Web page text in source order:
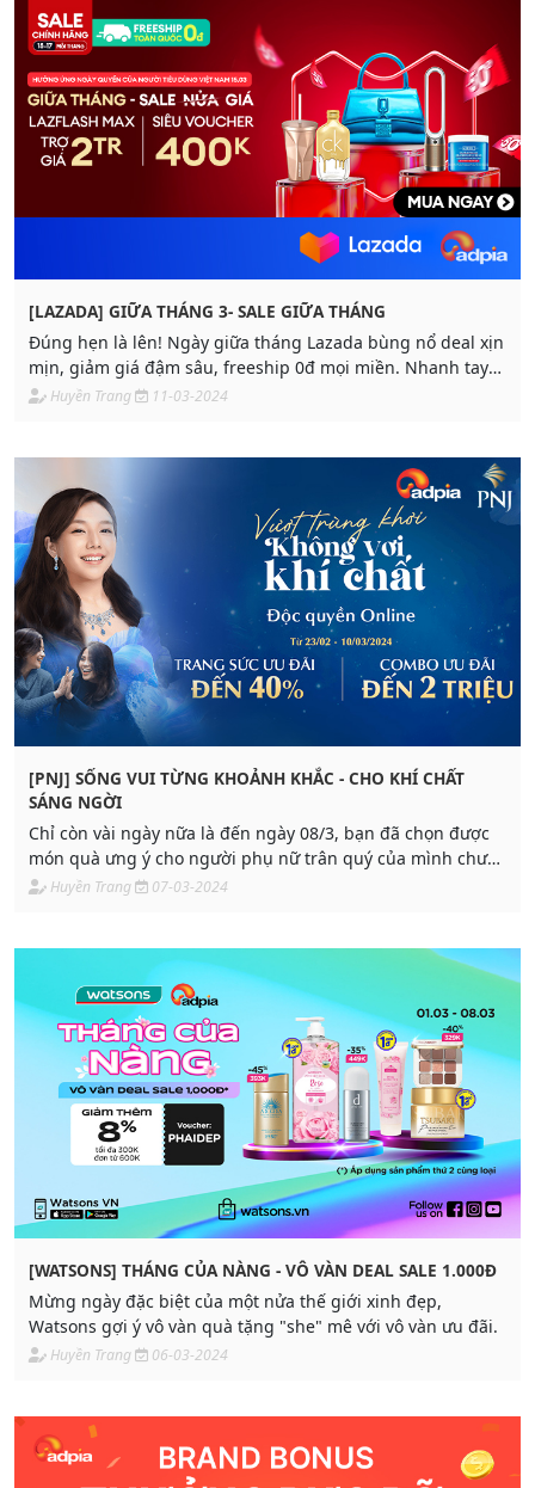
[LAZADA] GIỮA THÁNG 3- SALE GIỮA THÁNG
Đúng hẹn là lên! Ngày giữa tháng Lazada bùng nổ deal xịn
mịn, giảm giá đậm sâu, freeship 0đ mọi miền. Nhanh tay
thì hốt, chậm tay thì hết nha mọi người ơiii.
Huyền Trang 11-03-2024
[PNJ] SỐNG VUI TỪNG KHOẢNH KHẮC - CHO KHÍ CHẤT
SÁNG NGỜI
Chỉ còn vài ngày nữa là đến ngày 08/3, bạn đã chọn được
món quà ưng ý cho người phụ nữ trân quý của mình chưa?
Hãy cùng PNJ tiếp thêm yêu thương & niềm tin cho người
Huyền Trang 07-03-2024
[WATSONS] THÁNG CỦA NÀNG - VÔ VÀN DEAL SALE 1.000Đ
Mừng ngày đặc biệt của một nửa thế giới xinh đẹp,
Watsons gợi ý vô vàn quà tặng "she" mê với vô vàn ưu đãi.
Huyền Trang 06-03-2024